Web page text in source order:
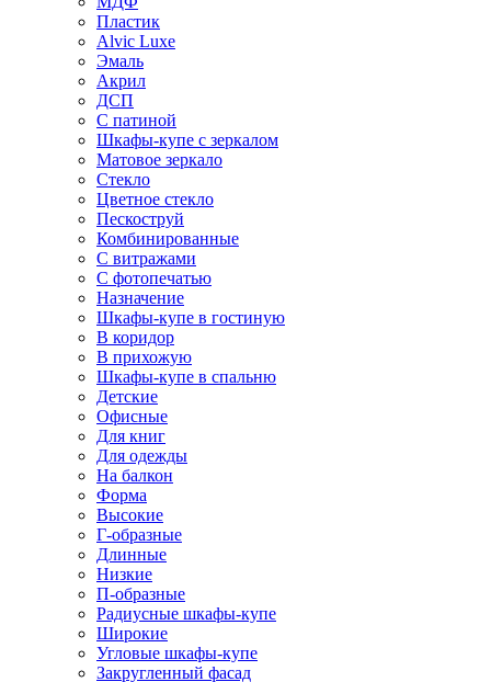
Пластик
Alvic Luxe
Эмаль
Акрил
ДСП
С патиной
Шкафы-купе с зеркалом
Матовое зеркало
Стекло
Цветное стекло
Пескоструй
Комбинированные
С витражами
С фотопечатью
Назначение
Шкафы-купе в гостиную
В коридор
В прихожую
Шкафы-купе в спальню
Детские
Офисные
Для книг
Для одежды
На балкон
Форма
Высокие
Г-образные
Длинные
Низкие
П-образные
Радиусные шкафы-купе
Широкие
Угловые шкафы-купе
Закругленный фасад